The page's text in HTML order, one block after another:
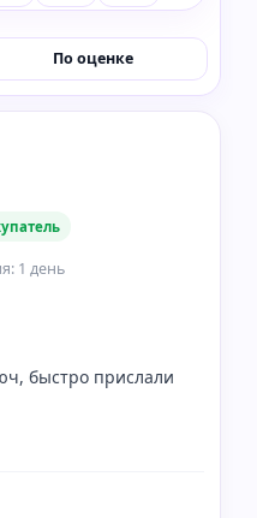
По оценке
1 день
быстро прислали